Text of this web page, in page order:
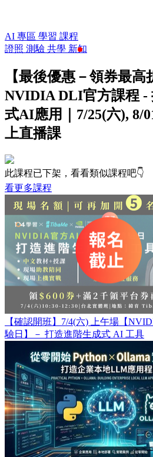
AI 專區 學習 課程
證照 測驗 共學 新知
【最後優惠－領券最高
NVIDIA DLI官方課程 -
式AI應用｜7/25(六), 8/
上直播課
此課程已下架，看看類似課程吧👇
看更多課程
【確認開班】7/4(六) 上午場【
驗日】－ 打造進階生成式 AI 工具